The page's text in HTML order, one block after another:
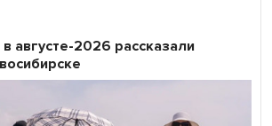
августе-2026 рассказали